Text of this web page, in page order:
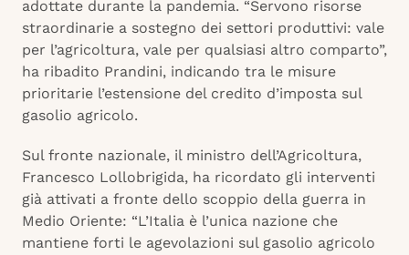
adottate durante la pandemia. “Servono risorse
straordinarie a sostegno dei settori produttivi: vale
per l’agricoltura, vale per qualsiasi altro comparto”,
ha ribadito Prandini, indicando tra le misure
prioritarie l’estensione del credito d’imposta sul
gasolio agricolo.
Sul fronte nazionale, il ministro dell’Agricoltura,
Francesco Lollobrigida, ha ricordato gli interventi
già attivati a fronte dello scoppio della guerra in
Medio Oriente: “L’Italia è l’unica nazione che
mantiene forti le agevolazioni sul gasolio agricolo